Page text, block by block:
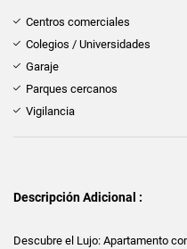
Centros comerciales
Colegios / Universidades
Garaje
Parques cercanos
Vigilancia
Descripción Adicional :
Descubre el Lujo: Apartamento